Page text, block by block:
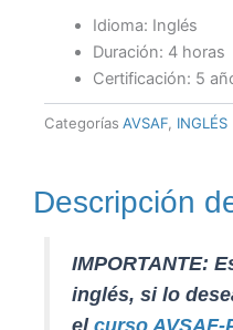
Inglés
cantidad
Idioma: Inglés
Duración: 4 horas
Certificación: 5
Categorías AVSAF INGLÉS
Descripción
IMPORTANTE:
inglés, si lo